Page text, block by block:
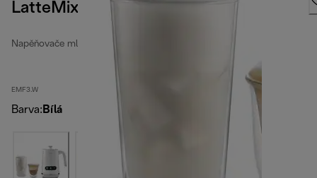
LatteMix
Napěňovače mléka
EMF3.W
Barva: Bílá